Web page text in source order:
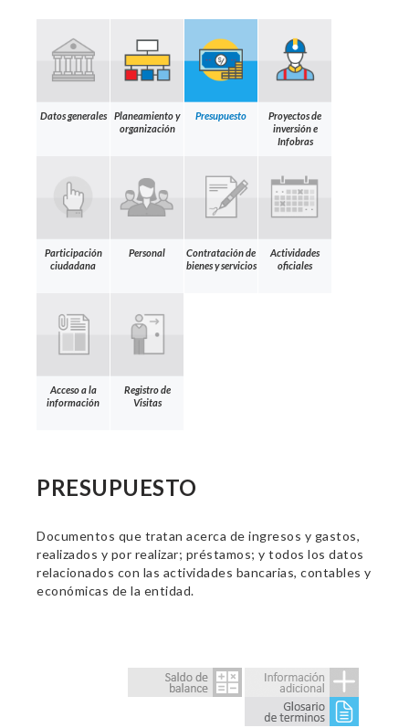
Datos generales
Planeamiento y
organización
Presupuesto
Proyectos de
inversión e
Infobras
Participación
ciudadana
Personal
Contratación de
bienes y servicios
Actividades
oficiales
Acceso a la
información
Registro de
Visitas
PRESUPUESTO
Documentos que tratan acerca de ingresos y gastos,
realizados y por realizar; préstamos; y todos los datos
relacionados con las actividades bancarias, contables y
económicas de la entidad.